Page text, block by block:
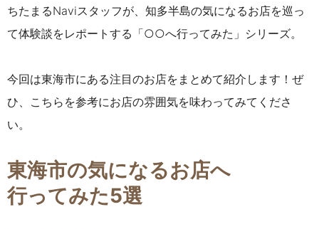
ちたまるNaviスタッフが、 知多半島の気になるお店を巡っ
て体験談をレポートする「○○へ行ってみた」シリーズ。
今回は東海市にある注目のお店をまとめて紹介します ！ ぜ
ひ、こちらを参考にお店の雰囲気を味わってみてくださ
い。
東海市の気になるお店へ
行ってみた5選